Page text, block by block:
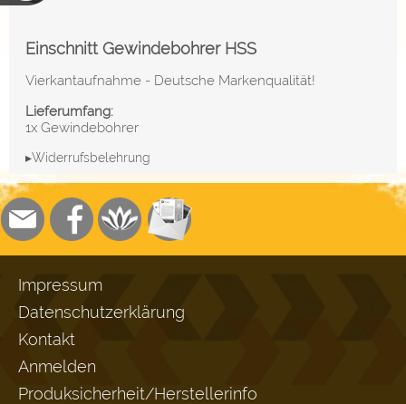
Einschnitt Gewindebohrer HSS
Vierkantaufnahme - Deutsche Markenqualität!
Lieferumfang:
1x Gewindebohrer
▸Widerrufsbelehrung
Impressum
Datenschutzerklärung
Kontakt
Anmelden
Produksicherheit/Herstellerinfo